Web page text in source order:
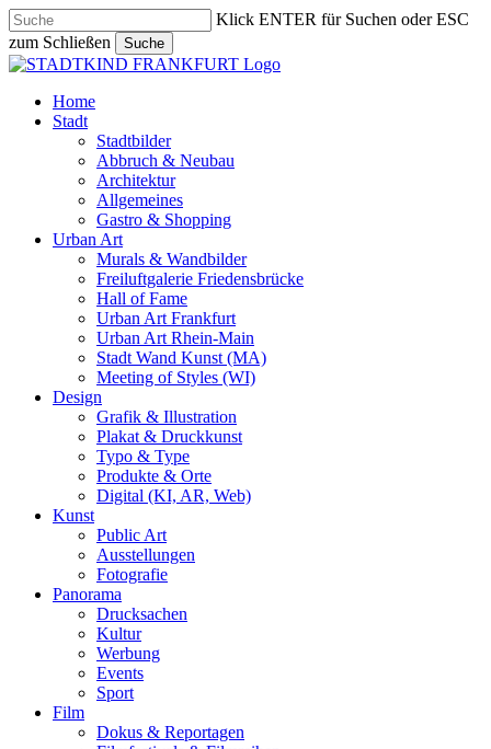
Skip
to
main
content
Klick ENTER für Suchen oder ESC
zum Schließen
Suche
Close
search
Menu
Home
Stadt
Stadtbilder
Abbruch & Neubau
Architektur
Allgemeines
Gastro & Shopping
Urban Art
Murals & Wandbilder
Freiluftgalerie Friedensbrücke
Hall of Fame
Urban Art Frankfurt
Urban Art Rhein-Main
Stadt Wand Kunst (MA)
Meeting of Styles (WI)
Design
Grafik & Illustration
Plakat & Druckkunst
Typo & Type
Produkte & Orte
Digital (KI, AR, Web)
Kunst
Public Art
Ausstellungen
Fotografie
Panorama
Drucksachen
Kultur
Werbung
Events
Sport
Film
Dokus & Reportagen